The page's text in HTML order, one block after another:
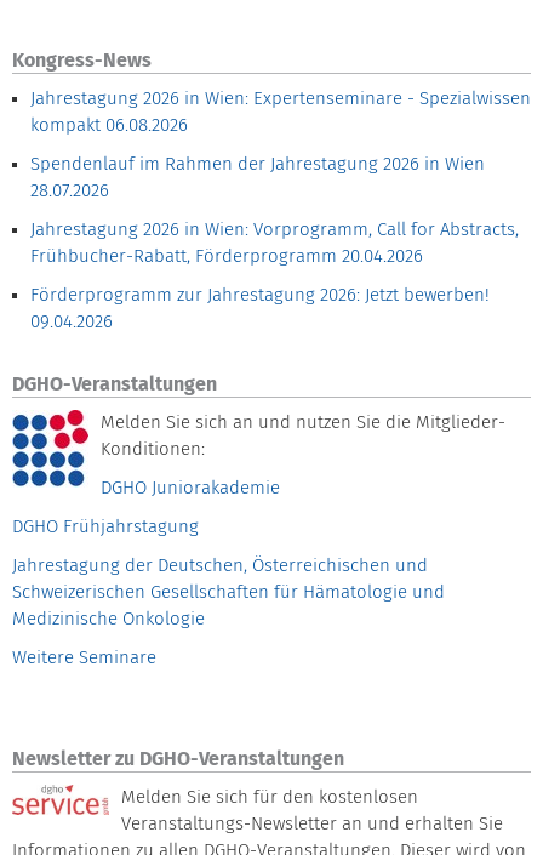
Kongress-News
Jahrestagung 2026 in Wien: Expertenseminare - Spezialwissen
kompakt 06.08.2026
Spendenlauf im Rahmen der Jahrestagung 2026 in Wien
28.07.2026
Jahrestagung 2026 in Wien: Vorprogramm, Call for Abstracts,
Frühbucher-Rabatt, Förderprogramm 20.04.2026
Förderprogramm zur Jahrestagung 2026: Jetzt bewerben!
09.04.2026
DGHO-Veranstaltungen
Melden Sie sich an und nutzen Sie die Mitglieder-
Konditionen:
DGHO Juniorakademie
DGHO Frühjahrstagung
Jahrestagung der Deutschen, Österreichischen und
Schweizerischen Gesellschaften für Hämatologie und
Medizinische Onkologie
Weitere Seminare
Newsletter zu DGHO-Veranstaltungen
Melden Sie sich für den kostenlosen
Veranstaltungs-Newsletter an und erhalten Sie
Informationen zu allen DGHO-Veranstaltungen. Dieser wird von